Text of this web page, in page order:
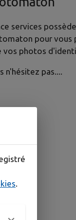
services
pour vous
vos photos
n'hésitez pas....
.